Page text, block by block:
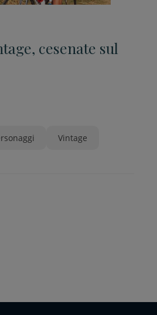
cesenate sul
Vintage